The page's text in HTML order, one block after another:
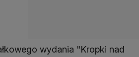
wydania "Kropki nad